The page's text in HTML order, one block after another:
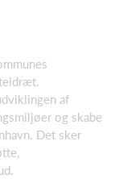
af
og skabe
Det sker